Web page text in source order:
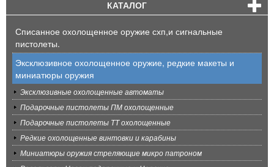
КАТАЛОГ
Списанное охолощенное оружие схп,и сигнальные
пистолеты.
Эксклюзивное охолощенное оружие, редкие макеты и
миниатюры оружия
Эксклюзивные охолощенные автоматы
Подарочные пистолеты ПМ охолощенные
Подарочные пистолеты ТТ охолощенные
Редкие охолощенные винтовки и карабины
Миниатюры оружия стреляющие микро патроном